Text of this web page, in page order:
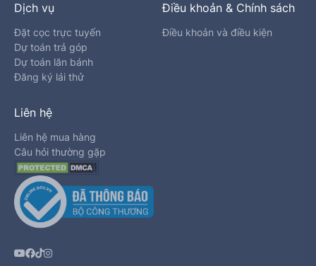
Dịch vụ
Đặt cọc trực tuyến
Dự toán trả góp
Dự toán lăn bánh
Đăng ký lái thử
Điều khoản & Chính sách
Điều khoản và điều kiện
Liên hệ
Liên hệ mua hàng
Câu hỏi thường gặp